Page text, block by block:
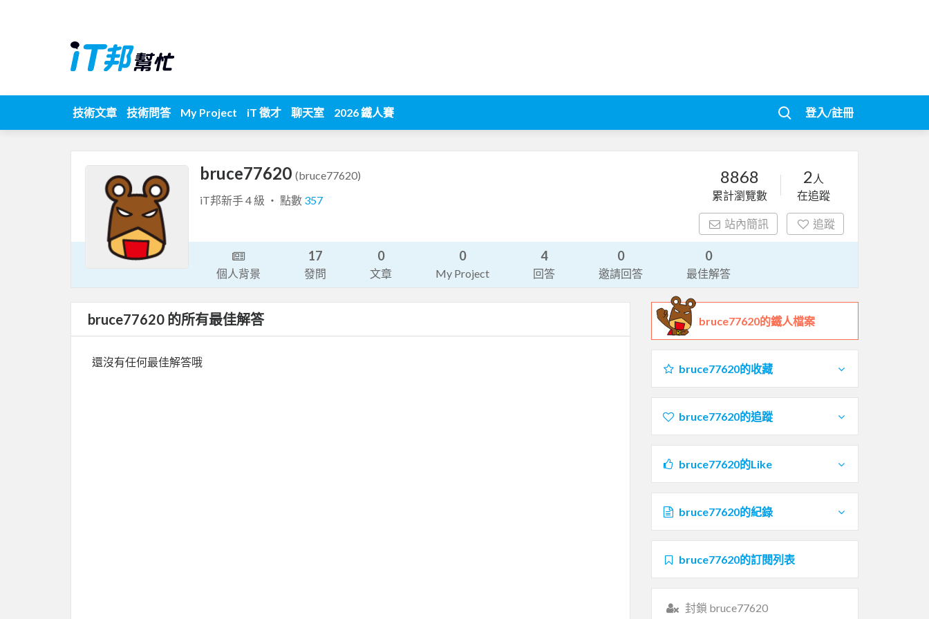
技術文章 技術問答 My Project iT 徵才 聊天室 2026 鐵人賽 登入/註冊
bruce77620 (bruce77620)
iT邦新手 4 級 ‧ 點數 357
8868
累計瀏覽數
2 人
在追蹤
站內簡訊 追蹤
個人背景
17
發問
0
文章
0
My Project
4
回答
0
邀請回答
0
最佳解答
bruce77620 的所有最佳解答
還沒有任何最佳解答哦
bruce77620的鐵人檔案
bruce77620的收藏
bruce77620的追蹤
bruce77620的Like
bruce77620的紀錄
bruce77620的訂閱列表
封鎖 bruce77620